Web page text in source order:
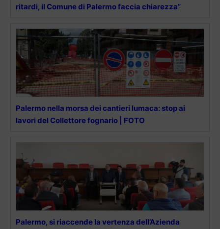
ritardi, il Comune di Palermo faccia chiarezza”
Palermo nella morsa dei cantieri lumaca: stop ai
lavori del Collettore fognario | FOTO
Palermo, si riaccende la vertenza dell’Azienda